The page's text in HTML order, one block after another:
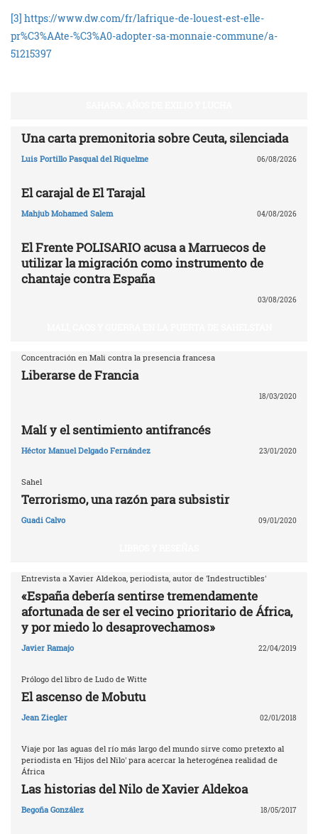
[3] https://www.dw.com/fr/lafrique-de-louest-est-elle-
pr%C3%AAte-%C3%A0-adopter-sa-monnaie-commune/a-
51215397
Una carta premonitoria sobre Ceuta, silenciada
Luis Portillo Pasqual del Riquelme 06/08/2026
El carajal de El Tarajal
Mahjub Mohamed Salem 04/08/2026
El Frente POLISARIO acusa a Marruecos de
utilizar la migración como instrumento de
chantaje contra España
03/08/2026
Concentración en Mali contra la presencia francesa
Liberarse de Francia
18/03/2020
Malí y el sentimiento antifrancés
Héctor Manuel Delgado Fernández 23/01/2020
Sahel
Terrorismo, una razón para subsistir
Guadi Calvo 09/01/2020
Entrevista a Xavier Aldekoa, periodista, autor de 'Indestructibles'
«España debería sentirse tremendamente
afortunada de ser el vecino prioritario de África,
y por miedo lo desaprovechamos»
Javier Ramajo 22/04/2019
Prólogo del libro de Ludo de Witte
El ascenso de Mobutu
Jean Ziegler 02/01/2018
Viaje por las aguas del río más largo del mundo sirve como pretexto al
periodista en 'Hijos del Nilo' para acercar la heterogénea realidad de
África
Las historias del Nilo de Xavier Aldekoa
Begoña González 18/05/2017